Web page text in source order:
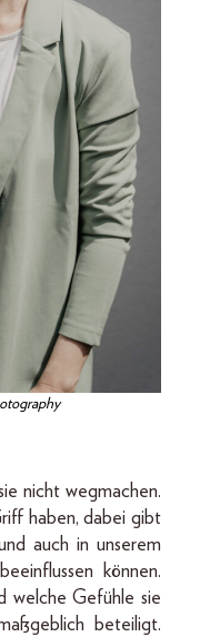
nicht wegmachen.
haben, dabei gibt
auch in unserem
können.
welche Gefühle sie
beteiligt.